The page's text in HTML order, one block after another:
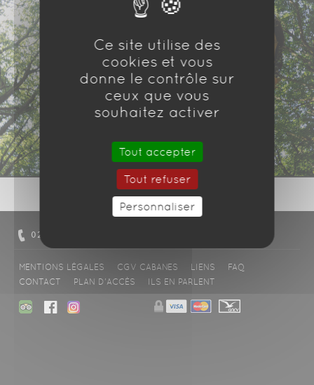
02 37 49 80 01
MENTIONS LÉGALES CGV CABANES LIENS
FAQ
CONTACT
PLAN D'ACCÈS ILS EN PARLENT
Ce site utilise des
cookies et vous
donne le contrôle sur
ceux que vous
souhaitez activer
Tout accepter
Tout refuser
Personnaliser